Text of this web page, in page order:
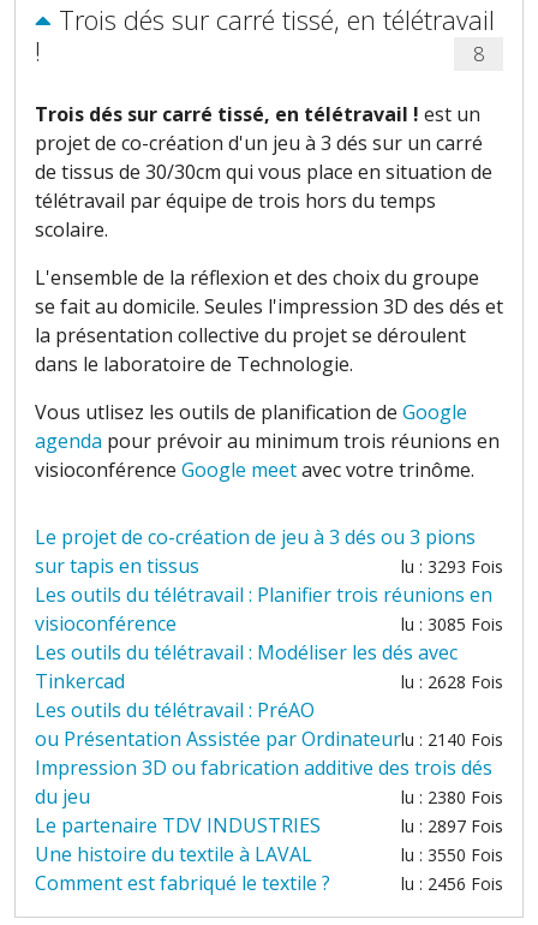
Trois dés sur carré tissé, en télétravail
!
8
Trois dés sur carré tissé, en télétravail ! est un
projet de co-création d'un jeu à 3 dés sur un carré
de tissus de 30/30cm qui vous place en situation de
télétravail par équipe de trois hors du temps
scolaire.
L'ensemble de la réflexion et des choix du groupe
se fait au domicile. Seules l'impression 3D des dés et
la présentation collective du projet se déroulent
dans le laboratoire de Technologie.
Vous utlisez les outils de planification de Google
agenda pour prévoir au minimum trois réunions en
visioconférence Google meetavec votre trinôme.
Le projet de co-création de jeu à 3 dés ou 3 pions
sur tapis en tissus
lu : 3293 Fois
Les outils du télétravail : Planifier trois réunions en
visioconférence
lu : 3085 Fois
Les outils du télétravail : Modéliser les dés avec
Tinkercad
lu : 2628 Fois
Les outils du télétravail : PréAO
ou Présentation Assistée par Ordinateurlu : 2140 Fois
Impression 3D ou fabrication additive des trois dés
du jeu
lu : 2380 Fois
Le partenaire TDV INDUSTRIES lu : 2897 Fois
Une histoire du textile à LAVAL lu : 3550 Fois
Comment est fabriqué le textile ? lu : 2456 Fois